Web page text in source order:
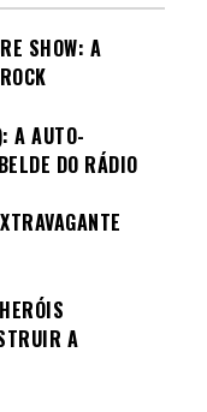
SHOW: A
A AUTO-
DO RÁDIO
A